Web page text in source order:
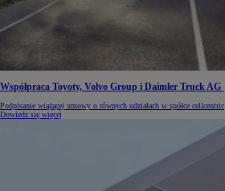
Współpraca Toyoty, Volvo Group i Daimler Truck AG
Podpisanie wiążącej umowy o równych udziałach w spółce cellcentric
Dowiedz się więcej